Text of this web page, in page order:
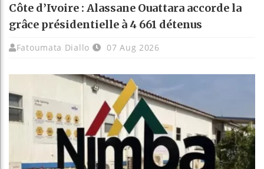
Côte d’Ivoire : Alassane Ouattara accorde la
grâce présidentielle à 4 661 détenus
Fatoumata Diallo 07 Aug 2026